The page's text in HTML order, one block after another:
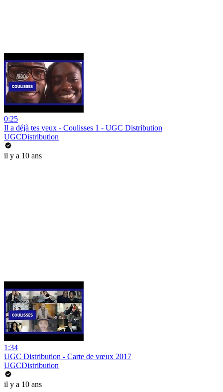
0:25
Il a déjà tes yeux - Coulisses 1 - UGC Distribution
UGCDistribution
il y a 10 ans
1:34
UGC Distribution - Carte de vœux 2017
UGCDistribution
il y a 10 ans